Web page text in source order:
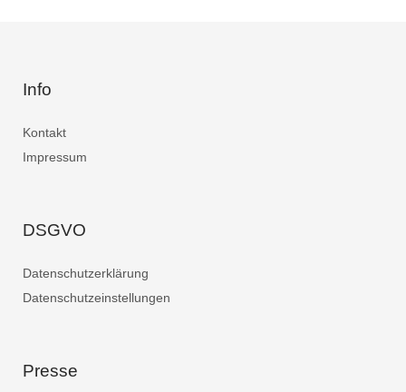
Info
Kontakt
Impressum
DSGVO
Datenschutzerklärung
Datenschutzeinstellungen
Presse